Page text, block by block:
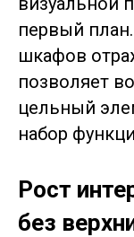
первый
шкафов
позволяет
цельный
набор
Рост
без